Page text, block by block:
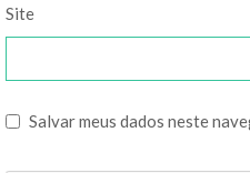
Site
Salvar meus dados neste